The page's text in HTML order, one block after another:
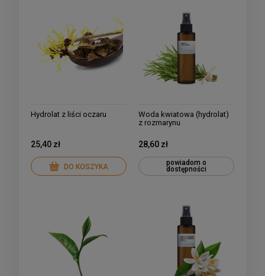
Hydrolat z liści oczaru
25,40 zł
DO KOSZYKA
Woda kwiatowa (hydrolat)
z rozmarynu
28,60 zł
powiadom o
dostępności